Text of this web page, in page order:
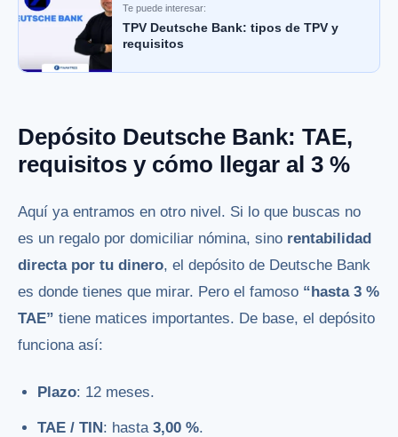
Te puede interesar:
TPV Deutsche Bank: tipos de TPV y
requisitos
Depósito Deutsche Bank: TAE,
requisitos y cómo llegar al 3 %
Aquí ya entramos en otro nivel. Si lo que buscas no
es un regalo por domiciliar nómina, sino rentabilidad
directa por tu dinero, el depósito de Deutsche Bank
es donde tienes que mirar. Pero el famoso “hasta 3 %
TAE” tiene matices importantes. De base, el depósito
funciona así:
Plazo: 12 meses.
TAE / TIN: hasta3,00 %.